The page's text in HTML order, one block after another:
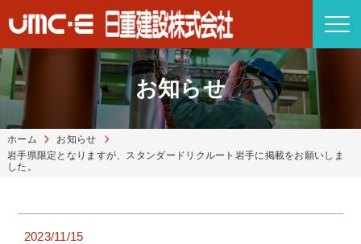
お知らせ
ホーム
お知らせ
岩手県限定となりますが、スタンダードリクルート岩手に掲載をお願いしま
した。
2023/11/15